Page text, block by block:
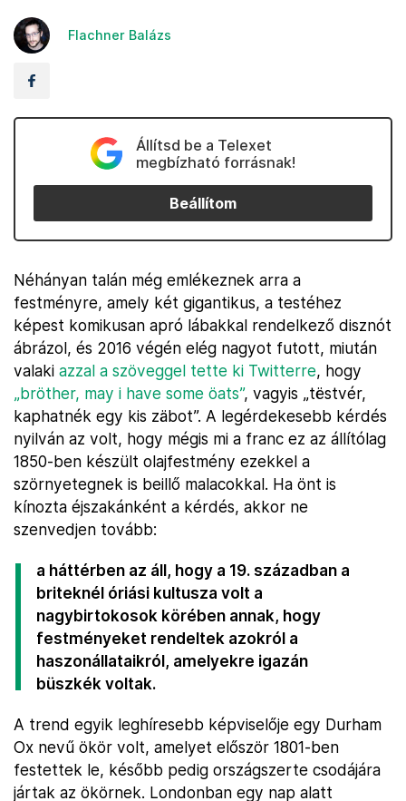
Flachner Balázs
Állítsd be a Telexet
megbízható forrásnak!
Beállítom
Néhányan talán még emlékeznek arra a
festményre, amely két gigantikus, a testéhez
képest komikusan apró lábakkal rendelkező disznót
ábrázol, és 2016 végén elég nagyot futott, miután
valaki azzal a szöveggel tette ki Twitterre, hogy
„bröther, may i have some öats”, vagyis „tëstvér,
kaphatnék egy kis zäbot”. A legérdekesebb kérdés
nyilván az volt, hogy mégis mi a franc ez az állítólag
1850-ben készült olajfestmény ezekkel a
szörnyetegnek is beillő malacokkal. Ha önt is
kínozta éjszakánként a kérdés, akkor ne
szenvedjen tovább:
a háttérben az áll, hogy a 19. században a
briteknél óriási kultusza volt a
nagybirtokosok körében annak, hogy
festményeket rendeltek azokról a
haszonállataikról, amelyekre igazán
büszkék voltak.
A trend egyik leghíresebb képviselője egy Durham
Ox nevű ökör volt, amelyet először 1801-ben
festettek le, később pedig országszerte csodájára
jártak az ökörnek. Londonban egy nap alatt